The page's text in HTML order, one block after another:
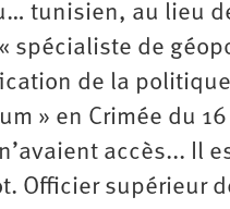
tunisien, au lieu
spécialiste de
de la
» en Crimée du
accès... Il
Officier supérieur